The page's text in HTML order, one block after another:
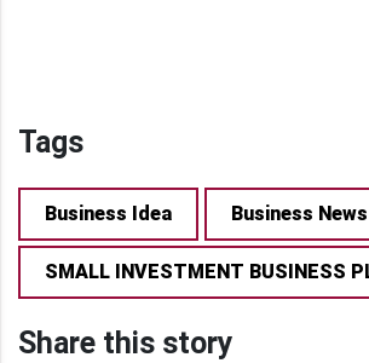
Tags
Business Idea Business
SMALL INVESTMENT BUSINESS
Share this story